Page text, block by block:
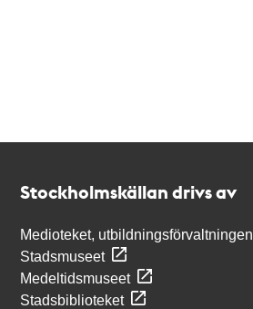
Stockholmskällan drivs av
Medioteket, utbildningsförvaltningen
Stadsmuseet
Medeltidsmuseet
Stadsbiblioteket